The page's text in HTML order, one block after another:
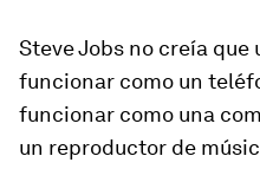
Steve Jobs no creía
funcionar como un
funcionar como una
un reproductor de